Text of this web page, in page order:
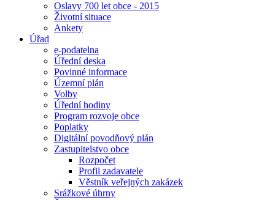
Oslavy 700 let obce - 2015
Životní situace
Ankety
Úřad
e-podatelna
Úřední deska
Povinné informace
Územní plán
Volby
Úřední hodiny
Program rozvoje obce
Poplatky
Digitální povodňový plán
Zastupitelstvo obce
Rozpočet
Profil zadavatele
Věstník veřejných zakázek
Srážkové úhrny